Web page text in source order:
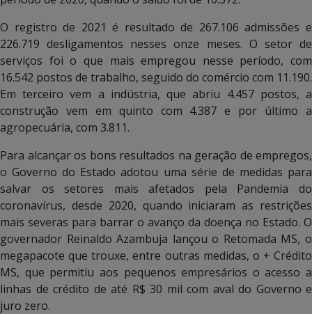
O registro de 2021 é resultado de 267.106 admissões e
226.719 desligamentos nesses onze meses. O setor de
serviços foi o que mais empregou nesse período, com
16.542 postos de trabalho, seguido do comércio com 11.190.
Em terceiro vem a indústria, que abriu 4.457 postos, a
construção vem em quinto com 4.387 e por último a
agropecuária, com 3.811.
Para alcançar os bons resultados na geração de empregos,
o Governo do Estado adotou uma série de medidas para
salvar os setores mais afetados pela Pandemia do
coronavírus, desde 2020, quando iniciaram as restrições
mais severas para barrar o avanço da doença no Estado. O
governador Reinaldo Azambuja lançou o Retomada MS, o
megapacote que trouxe, entre outras medidas, o + Crédito
MS, que permitiu aos pequenos empresários o acesso a
linhas de crédito de até R$ 30 mil com aval do Governo e
juro zero.